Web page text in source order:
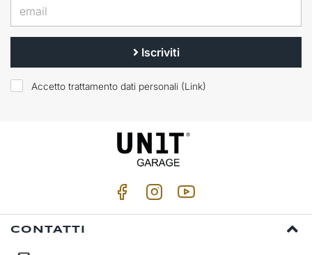
Iscriviti
Accetto trattamento dati personali (Link)
CONTATTI